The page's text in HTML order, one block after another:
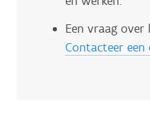
Een vraag over
Contacteer een